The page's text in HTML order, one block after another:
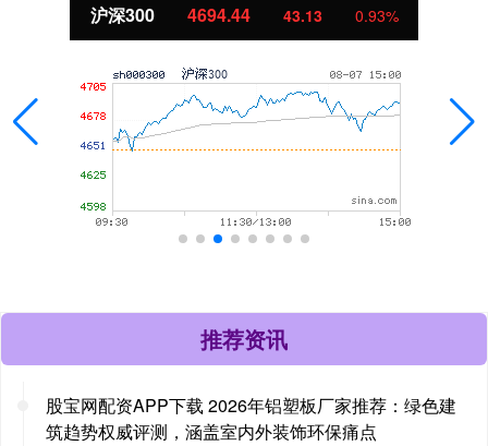
北证50 1134.24 11.37 1.01%
推荐资讯
股宝网配资APP下载 2026年铝塑板厂家推荐：绿色建
筑趋势权威评测，涵盖室内外装饰环保痛点